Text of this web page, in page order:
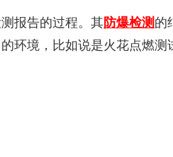
报告的过程。其防爆检测 的
环境，比如说是火花点燃